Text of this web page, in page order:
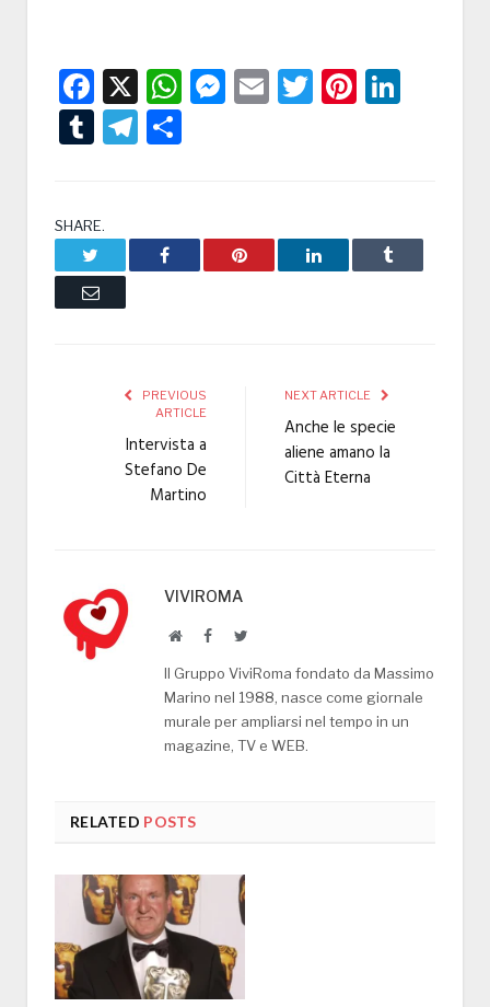
Facebook
X WhatsApp
Messenger
EmailTwitter
TumblrTelegram
SHARE.
Facebook Pinterest LinkedIn Tumblr
Email
PREVIOUS
ARTICLE
Intervista a
Stefano De
Martino
NEXT ARTICLE
Anche le specie
aliene amano la
Città Eterna
VIVIROMA
WebsiteFacebookTwitter
Il Gruppo ViviRoma fondato da Massimo
Marino nel 1988, nasce come giornale
murale per ampliarsi nel tempo in un
magazine, TV e WEB.
RELATED POSTS